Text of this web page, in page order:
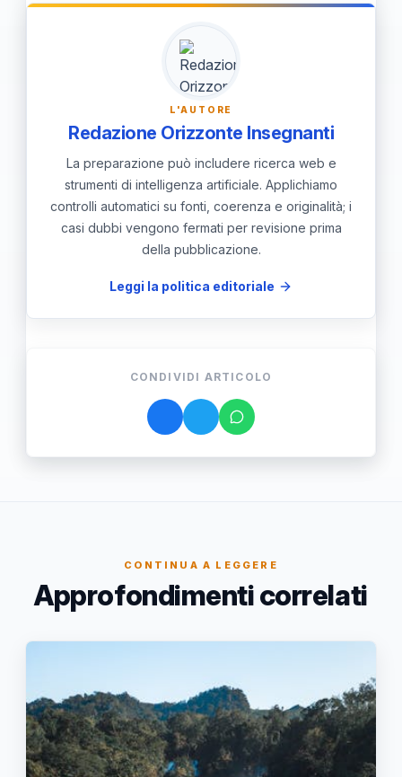
varietà di interpretazioni e un
profondo impatto emotivo.
L'AUTORE
Redazione Orizzonte Insegnanti
La preparazione può includere ricerca web e
strumenti di intelligenza artificiale. Applichiamo
controlli automatici su fonti, coerenza e originalità; i
casi dubbi vengono fermati per revisione prima
della pubblicazione.
Leggi la politica editoriale
CONDIVIDI ARTICOLO
CONTINUA A LEGGERE
Approfondimenti correlati